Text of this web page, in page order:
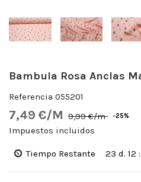
Bambula Rosa Anclas
Referencia 055201
7,49 €/M 9,99 €/m -25%
Impuestos incluidos
Tiempo Restante 23 d. 12 :